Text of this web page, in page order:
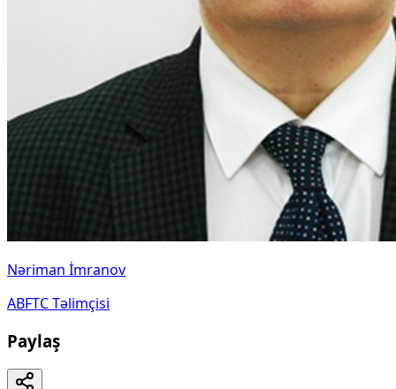
Nəriman İmranov
ABFTC Təlimçisi
Paylaş